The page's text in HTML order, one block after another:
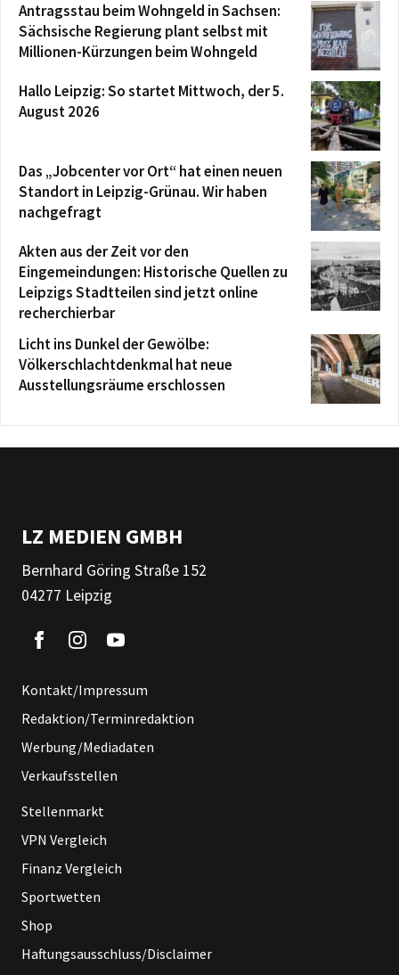
Antragsstau beim Wohngeld in Sachsen:
Sächsische Regierung plant selbst mit
Millionen-Kürzungen beim Wohngeld
Hallo Leipzig: So startet Mittwoch, der 5.
August 2026
Das „Jobcenter vor Ort“ hat einen neuen
Standort in Leipzig-Grünau. Wir haben
nachgefragt
Akten aus der Zeit vor den
Eingemeindungen: Historische Quellen zu
Leipzigs Stadtteilen sind jetzt online
recherchierbar
Licht ins Dunkel der Gewölbe:
Völkerschlachtdenkmal hat neue
Ausstellungsräume erschlossen
LZ MEDIEN GMBH
Bernhard Göring Straße 152
04277 Leipzig
Kontakt/Impressum
Redaktion/Terminredaktion
Werbung/Mediadaten
Verkaufsstellen
Stellenmarkt
VPN Vergleich
Finanz Vergleich
Sportwetten
Shop
Haftungsausschluss/Disclaimer